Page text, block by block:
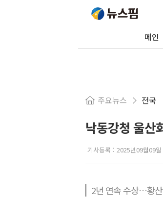
메인
주요뉴스 전국
낙동강청 울산
기사등록 : 2025년09월09
2년 연속 수상…황산